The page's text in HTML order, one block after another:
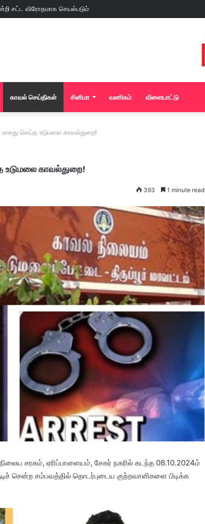
காவல் செய்திகள் சினிமா வணிகம் விளையாட்டு
கைது செய்த உடுமலை காவல்துறை!
உடுமலை காவல்துறை!
393 1 minute read
சரகம், ஏரிப்பாளையம், சேகர் நகரில் கடந்த 08.10.2024ம்
சென்ற சம்பவத்தில் தொடர்புடைய குற்றவாளிகளை பிடிக்க